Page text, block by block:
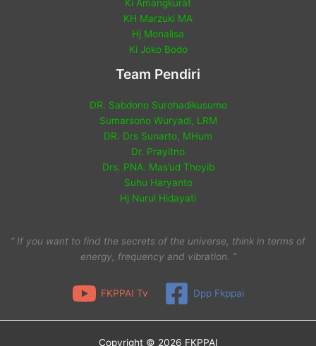
Ki Amangkurat
KH Marzuki MA
Hj Monalisa
Ki Joko Bodo
Team Pendiri
DR. Sabdono Surohadikusumo
Sumarsono Wuryadi, LRM
DR. Drs Sunarto, MHum
Dr. Prayitno
Drs. PNA. Mas’ud Thoyib
Suhu Haryanto
Hj Nurul Hidayati
“ If you want to find the secrets of the universe, think in terms of
energy, frequency and vibration. ”
FKPPAI Tv Dpp Fkppai
Copyright © 2026 FKPPAI